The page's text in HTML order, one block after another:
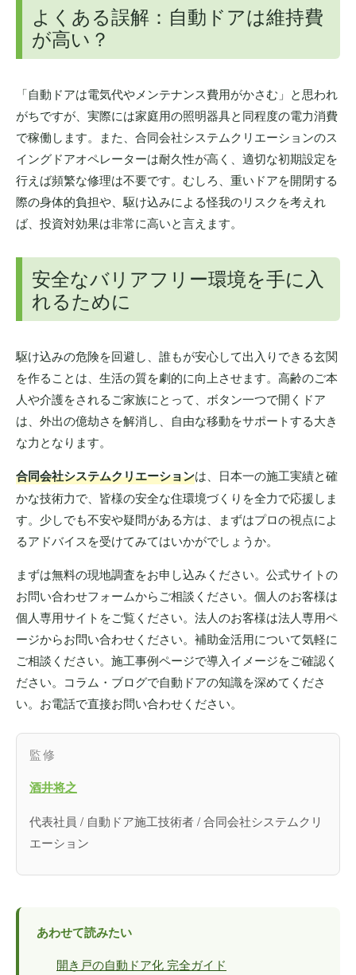
よくある誤解：自動ドアは維持費
が高い？
「自動ドアは電気代やメンテナンス費用がかさむ」と思われ
がちですが、実際には家庭用の照明器具と同程度の電力消費
で稼働します。また、合同会社システムクリエーションのス
イングドアオペレーターは耐久性が高く、適切な初期設定を
行えば頻繁な修理は不要です。むしろ、重いドアを開閉する
際の身体的負担や、駆け込みによる怪我のリスクを考えれ
ば、投資対効果は非常に高いと言えます。
安全なバリアフリー環境を手に入
れるために
駆け込みの危険を回避し、誰もが安心して出入りできる玄関
を作ることは、生活の質を劇的に向上させます。高齢のご本
人や介護をされるご家族にとって、ボタン一つで開くドア
は、外出の億劫さを解消し、自由な移動をサポートする大き
な力となります。
合同会社システムクリエーションは、日本一の施工実績と確
かな技術力で、皆様の安全な住環境づくりを全力で応援しま
す。少しでも不安や疑問がある方は、まずはプロの視点によ
るアドバイスを受けてみてはいかがでしょうか。
まずは無料の現地調査をお申し込みください。公式サイトの
お問い合わせフォームからご相談ください。個人のお客様は
個人専用サイトをご覧ください。法人のお客様は法人専用ペ
ージからお問い合わせください。補助金活用について気軽に
ご相談ください。施工事例ページで導入イメージをご確認く
ださい。コラム・ブログで自動ドアの知識を深めてくださ
い。お電話で直接お問い合わせください。
監修
酒井将之
代表社員 / 自動ドア施工技術者 / 合同会社システムクリ
エーション
あわせて読みたい
開き戸の自動ドア化 完全ガイド